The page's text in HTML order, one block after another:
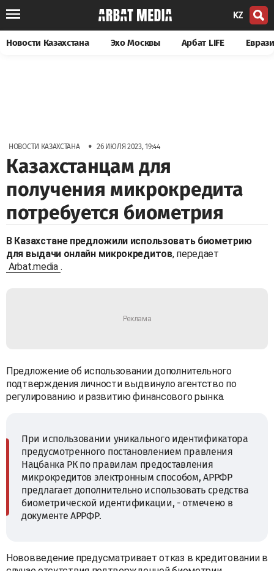
KZ
Новости Казахстана Эхо Москвы Арбат LIFE
НОВОСТИ КАЗАХСТАНА • 26 ИЮЛЯ 2023, 19:44
Казахстанцам для
получения микрокредита
потребуется биометрия
В Казахстане предложили использовать биометрию
для выдачи онлайн микрокредитов, передает
Arbat.media .
Предложение об использовании дополнительного
подтверждения личности выдвинуло агентство по
регулированию и развитию финансового рынка.
При использовании уникального идентификатора
предусмотренного постановлением правления
Нацбанка РК по правилам предоставления
микрокредитов электронным способом, АРРФР
предлагает дополнительно использовать средства
биометрической идентификации, - отмечено в
документе АРРФР.
Нововведение предусматривает отказ в кредитовании в